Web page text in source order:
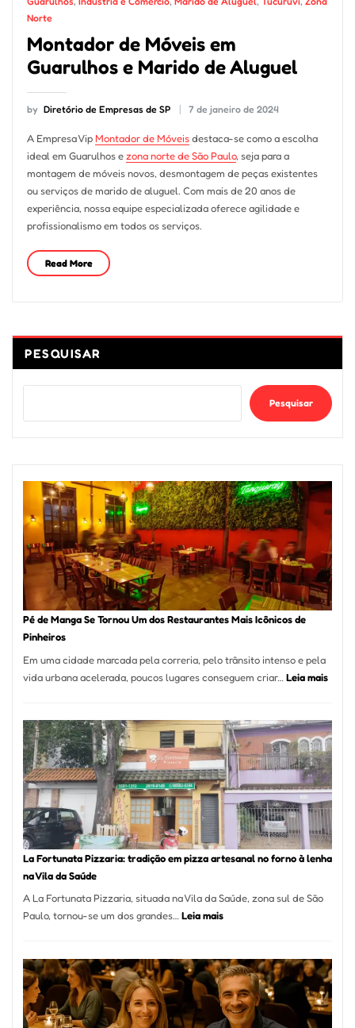
Norte
Montador de Móveis em
Guarulhos e Marido de Aluguel
by Diretório de Empresas de SP 7 de janeiro de 2024
A Empresa Vip Montador de Móveisdestaca-se como a escolha
ideal em Guarulhos ezona norte de São Paulo, seja para a
montagem de móveis novos, desmontagem de peças existentes
ou serviços de marido de aluguel. Com mais de 20 anos de
experiência, nossa equipe especializada oferece agilidade e
profissionalismo em todos os serviços.
Read More
PESQUISAR
Pesquisar
Pé de Manga Se Tornou Um dos Restaurantes Mais Icônicos de
Pinheiros
Em uma cidade marcada pela correria, pelo trânsito intenso e pela
vida urbana acelerada, poucos lugares conseguem criar… Leia mais:
Se
Um
dos
Mais
La Fortunata Pizzaria: tradição em pizza artesanal no forno à lenha
na Vila da Saúde
A La Fortunata Pizzaria, situada na Vila da Saúde, zona sul de São
Paulo, tornou-se um dos grandes…Leia mais:
Pizzaria:
tradição
em
pizza